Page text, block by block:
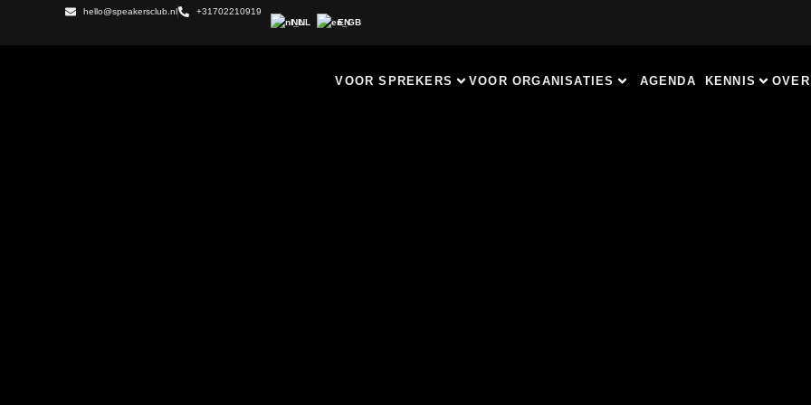
hello@speakersclub.nl
+31702210919
NL
EN
VOOR SPREKERS VOOR ORGANISATIES AGENDA KENNIS